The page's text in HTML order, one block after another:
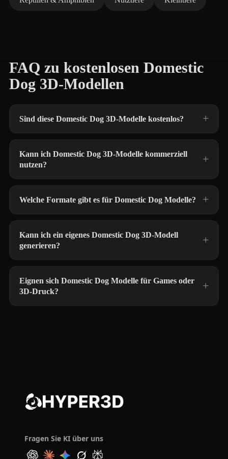
FAQ zu kostenlosen Domestic
Dog 3D-Modellen
Sind diese Domestic Dog 3D-Modelle kostenlos?
Kann ich Domestic Dog 3D-Modelle kommerziell
nutzen?
Welche Formate gibt es für Domestic Dog Modelle?
Kann ich ein eigenes Domestic Dog 3D-Modell
generieren?
Eignen sich Domestic Dog Modelle für Games oder
3D-Druck?
Fragen Sie KI über uns